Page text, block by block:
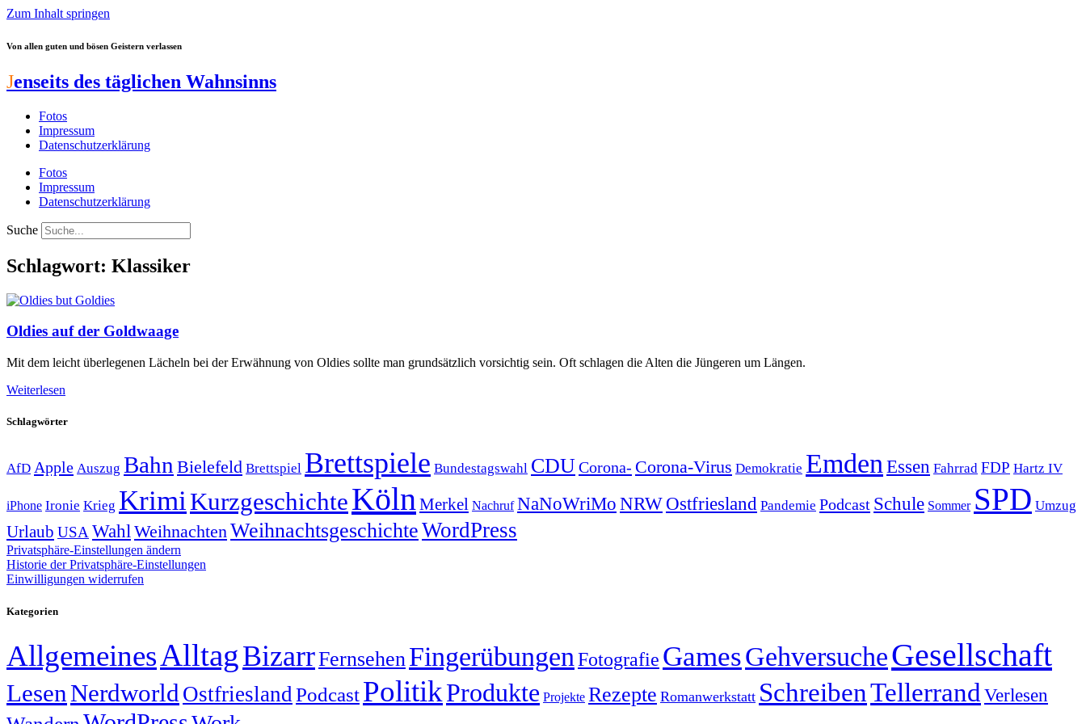
Zum Inhalt springen
Von allen guten und bösen Geistern verlassen
Jenseits des täglichen Wahnsinns
Fotos
Impressum
Datenschutzerklärung
Fotos
Impressum
Datenschutzerklärung
Suche
Schlagwort: Klassiker
Oldies auf der Goldwaage
Mit dem leicht überlegenen Lächeln bei der Erwähnung von Oldies sollte man grundsätzlich vorsichtig sein. Oft schlagen die Alten die Jüngeren um Längen.
Weiterlesen
Schlagwörter
AfD Apple Auszug Bahn Bielefeld Brettspiel Brettspiele Bundestagswahl CDUCorona- Corona-Virus Demokratie EmdenEssen Fahrrad FDP Hartz IV
iPhone Ironie Krieg KrimiKurzgeschichteKölnMerkel Nachruf NaNoWriMo NRWOstfriesland Pandemie Podcast Schule Sommer SPD Umzug
Urlaub USAWahlWeihnachtenWeihnachtsgeschichteWordPress
Privatsphäre-Einstellungen ändern
Historie der Privatsphäre-Einstellungen
Einwilligungen widerrufen
Kategorien
AllgemeinesAlltagBizarrFernsehen Fingerübungen Fotografie GamesGehversucheGesellschaft
Lesen Nerdworld Ostfriesland PodcastPolitikProdukte Projekte Rezepte Romanwerkstatt SchreibenTellerrand Verlesen